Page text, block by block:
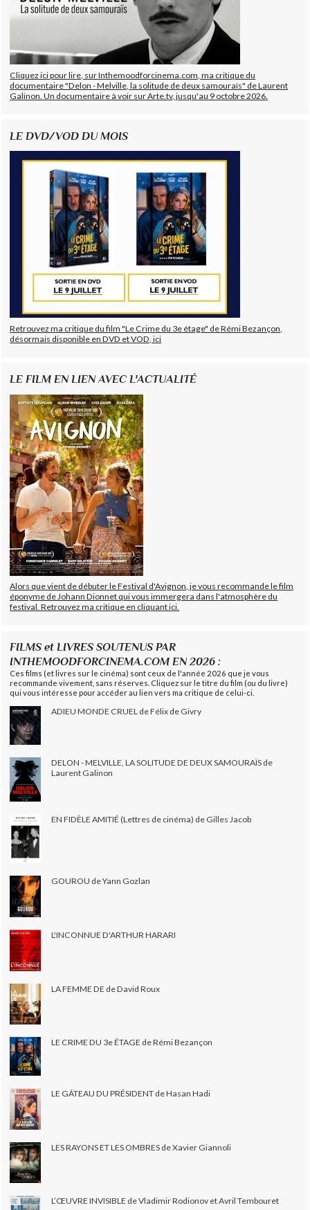
Cliquez ici pour lire, sur Inthemoodforcinema.com, ma critique du
documentaire "Delon - Melville, la solitude de deux samouraïs" de Laurent
Galinon. Un documentaire à voir sur Arte.tv, jusqu'au 9 octobre 2026.
LE DVD/VOD DU MOIS
Retrouvez ma critique du film "Le Crime du 3e étage" de Rémi Bezançon,
désormais disponible en DVD et VOD, ici
LE FILM EN LIEN AVEC L'ACTUALITÉ
Alors que vient de débuter le Festival d'Avignon, je vous recommande le film
éponyme de Johann Dionnet qui vous immergera dans l'atmosphère du
festival. Retrouvez ma critique en cliquant ici.
FILMS et LIVRES SOUTENUS PAR
INTHEMOODFORCINEMA.COM EN 2026 :
Ces films (et livres sur le cinéma) sont ceux de l'année 2026 que je vous
recommande vivement, sans réserves. Cliquez sur le titre du film (ou du livre)
qui vous intéresse pour accéder au lien vers ma critique de celui-ci.
ADIEU MONDE CRUEL de Félix de Givry
DELON - MELVILLE, LA SOLITUDE DE DEUX SAMOURAÏS de
Laurent Galinon
EN FIDÈLE AMITIÉ (Lettres de cinéma) de Gilles Jacob
GOUROU de Yann Gozlan
L'INCONNUE D'ARTHUR HARARI
LA FEMME DE de David Roux
LE CRIME DU 3e ÉTAGE de Rémi Bezançon
LE GÂTEAU DU PRÉSIDENT de Hasan Hadi
LES RAYONS ET LES OMBRES de Xavier Giannoli
L’ŒUVRE INVISIBLE de Vladimir Rodionov et Avril Tembouret